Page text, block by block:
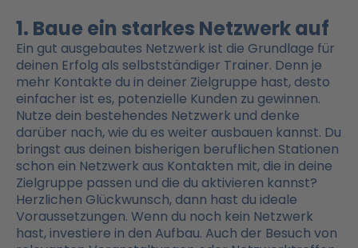
1. Baue ein starkes Netzwerk auf
Ein gut ausgebautes Netzwerk ist die Grundlage für
deinen Erfolg als selbstständiger Trainer. Denn je
mehr Kontakte du in deiner Zielgruppe hast, desto
einfacher ist es, potenzielle Kunden zu gewinnen.
Nutze dein bestehendes Netzwerk und denke
darüber nach, wie du es weiter ausbauen kannst. Du
bringst aus deinen bisherigen beruflichen Stationen
schon ein Netzwerk aus Kontakten mit, die in deine
Zielgruppe passen und die du aktivieren kannst?
Herzlichen Glückwunsch, dann hast du ideale
Voraussetzungen. Wenn du noch kein Netzwerk
hast, investiere in den Aufbau. Auch der Besuch von